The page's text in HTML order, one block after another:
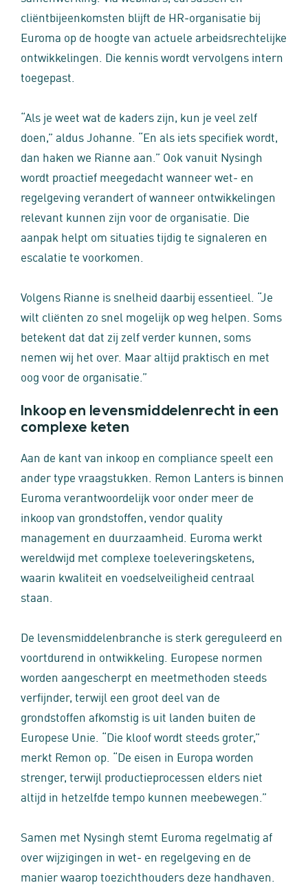
cliëntbijeenkomsten blijft de HR‑organisatie bij
Euroma op de hoogte van actuele arbeidsrechtelijke
ontwikkelingen. Die kennis wordt vervolgens intern
toegepast.
“Als je weet wat de kaders zijn, kun je veel zelf
doen,” aldus Johanne. “En als iets specifiek wordt,
dan haken we Rianne aan.” Ook vanuit Nysingh
wordt proactief meegedacht wanneer wet- en
regelgeving verandert of wanneer ontwikkelingen
relevant kunnen zijn voor de organisatie. Die
aanpak helpt om situaties tijdig te signaleren en
escalatie te voorkomen.
Volgens Rianne is snelheid daarbij essentieel. “Je
wilt cliënten zo snel mogelijk op weg helpen. Soms
betekent dat dat zij zelf verder kunnen, soms
nemen wij het over. Maar altijd praktisch en met
oog voor de organisatie.”
Inkoop en levensmiddelenrecht in een
complexe keten
Aan de kant van inkoop en compliance speelt een
ander type vraagstukken. Remon Lanters is binnen
Euroma verantwoordelijk voor onder meer de
inkoop van grondstoffen, vendor quality
management en duurzaamheid. Euroma werkt
wereldwijd met complexe toeleveringsketens,
waarin kwaliteit en voedselveiligheid centraal
staan.
De levensmiddelenbranche is sterk gereguleerd en
voortdurend in ontwikkeling. Europese normen
worden aangescherpt en meetmethoden steeds
verfijnder, terwijl een groot deel van de
grondstoffen afkomstig is uit landen buiten de
Europese Unie. “Die kloof wordt steeds groter,”
merkt Remon op. “De eisen in Europa worden
strenger, terwijl productieprocessen elders niet
altijd in hetzelfde tempo kunnen meebewegen.”
Samen met Nysingh stemt Euroma regelmatig af
over wijzigingen in wet‑ en regelgeving en de
manier waarop toezichthouders deze handhaven.